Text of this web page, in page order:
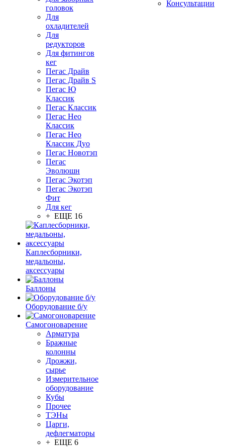
головок
Для
охладителей
Для
редукторов
Для фитингов
кег
Пегас Драйв
Пегас Драйв S
Пегас Ю
Классик
Пегас Классик
Пегас Нео
Классик
Пегас Нео
Классик Дуо
Пегас Новотэп
Пегас
Эволюшн
Пегас Экотэп
Пегас Экотэп
Фит
Для кег
+ ЕЩЕ 16
Каплесборники,
медальоны,
аксессуары
Баллоны
Оборудование б/у
Самогоноварение
Арматура
Бражные
колонны
Дрожжи,
сырье
Измерительное
оборудование
Кубы
Прочее
ТЭНы
Царги,
дефлегматоры
+ ЕЩЕ 6
Консультации